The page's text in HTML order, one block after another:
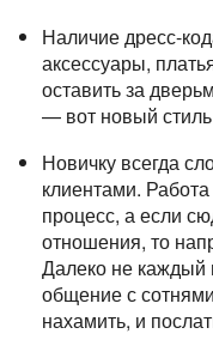
Наличие дресс-
аксессуары,
оставить за
— вот новый
Новичку всегда
клиентами.
процесс, а если
отношения, то
Далеко не
общение с
нахамить, и